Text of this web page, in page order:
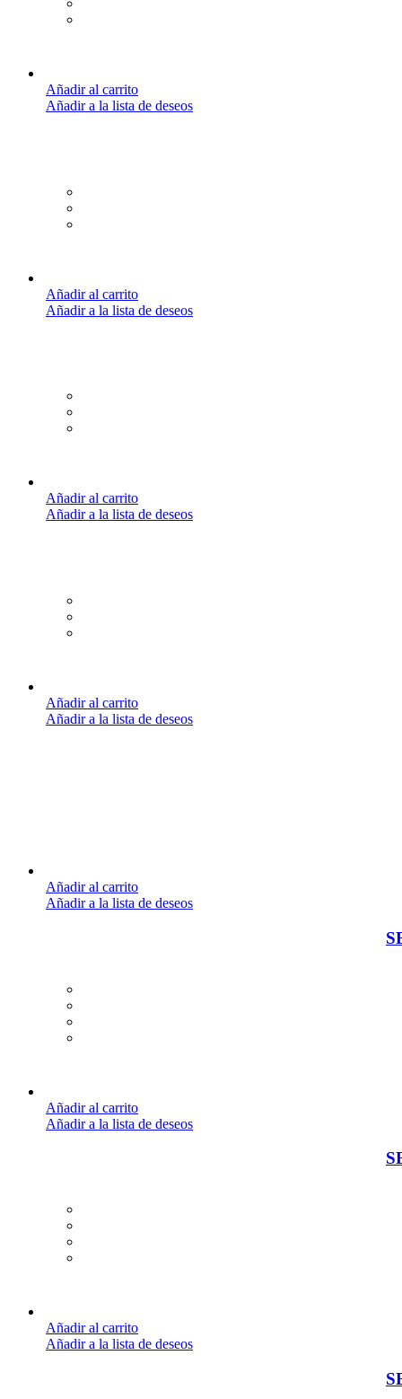
Añadir al carrito
Añadir a la lista de deseos
Añadir al carrito
Añadir a la lista de deseos
Añadir al carrito
Añadir a la lista de deseos
Añadir al carrito
Añadir a la lista de deseos
Añadir al carrito
Añadir a la lista de deseos
Añadir al carrito
Añadir a la lista de deseos
Añadir al carrito
Añadir a la lista de deseos